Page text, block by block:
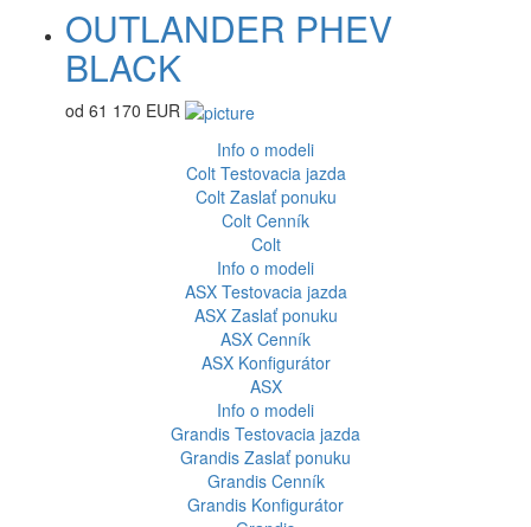
OUTLANDER PHEV
BLACK
od 61 170 EUR
Info o modeli
Colt Testovacia jazda
Colt Zaslať ponuku
Colt Cenník
Colt
Info o modeli
ASX Testovacia jazda
ASX Zaslať ponuku
ASX Cenník
ASX Konfigurátor
ASX
Info o modeli
Grandis Testovacia jazda
Grandis Zaslať ponuku
Grandis Cenník
Grandis Konfigurátor